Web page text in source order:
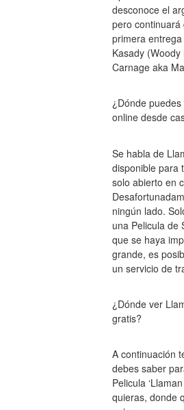
desconoce el
pero continuará
primera
Kasady
Carnage aka
¿Dónde
online desde
Se habla de
disponible para
solo abierto en
ningún lado.
una Pelicula de
que se haya
grande, es
un servicio de
¿Dónde ver
gratis?
A continuación
debes saber
Pelicula
quieras, donde